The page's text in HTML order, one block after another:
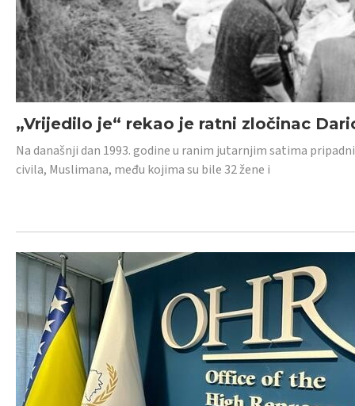
„Vrijedilo je“ rekao je ratni zločinac
Na današnji dan 1993. godine u ranim jutarnjim satima
civila, Muslimana, među kojima su bile 32 žene i